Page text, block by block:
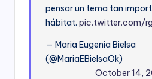
pensar un tema tan
hábitat.pic.twitter.com/
— Maria Eugenia Bielsa
(@MariaEBielsaOk)
October 14,